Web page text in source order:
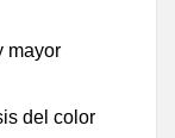
mayor
del color